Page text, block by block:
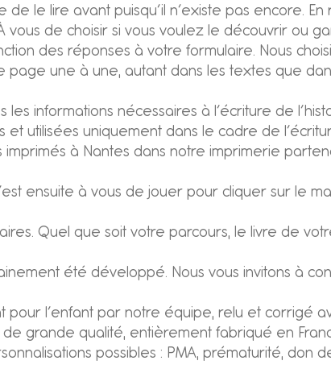
le lire avant puisqu’il n’existe pas encore.
vous de choisir si vous voulez le découvrir ou
des réponses à votre formulaire. Nous
une à une, autant dans les textes que dans
informations nécessaires à l’écriture de
utilisées uniquement dans le cadre de
imprimés à Nantes dans notre imprimerie
ensuite à vous de jouer pour cliquer sur le
Quel que soit votre parcours, le livre de
été développé. Nous vous invitons à
pour l’enfant par notre équipe, relu et corrigé
grande qualité, entièrement fabriqué en
possibles : PMA, prématurité, don